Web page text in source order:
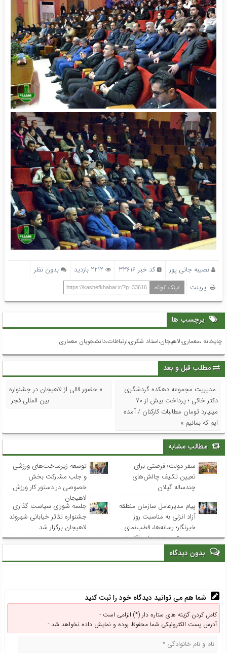
نصیبه جانی پور کد خبر 33616 2212 بازدید
بدون نظر
پرینت
لینک کوتاه https://kashefkhabar.ir/?p=33616
برچسب ها
چایخانه ،معماری،لاهیجان،استاد شکری،ارتباطات،دانشجویان معماری
مطلب قبل و بعد
مدیریت مجموعه دهکده گردشگری
دکتر خاکی ؛ پرداخت بیش از ۷۰
میلیارد تومان مطالبات کارکنان / آمده
ایم که بمانیم »
« حضور قالی از لاهیجان در جشنواره
بین المللی فجر
مطالب مشابه
سفر دولت؛ فرصتی برای
تعیین تکلیف چالش‌های
چندساله گیلان
توسعه زیرساخت‌های ورزشی
و جلب مشارکت بخش
خصوصی در دستور کار ورزش
لاهیجان
پیام مدیرعامل سازمان منطقه
آزاد انزلی به مناسبت روز
خبرنگار؛ رسانه‌ها، قطب‌نمای
مسیر توسعه در هاب اقتصادی
شمال کشور
جلسه شورای سیاست گذاری
جشنواره تئاتر خیابانی شهروند
لاهیجان برگزار شد
بدون دیدگاه
شما هم می توانید دیدگاه خود را ثبت کنید
کامل کردن گزینه های ستاره دار (*) الزامی است -
آدرس پست الکترونیکی شما محفوظ بوده و نمایش داده نخواهد شد -